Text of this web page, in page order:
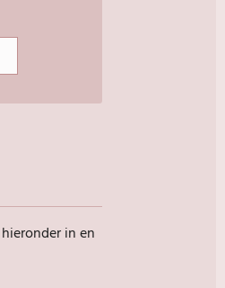
in en